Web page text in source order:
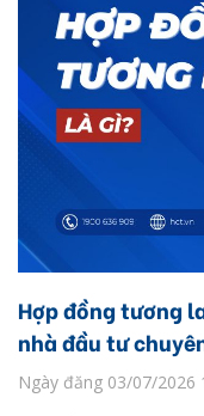
Hợp đồng tương
nhà đầu tư
Ngày đăng 03/07/2026